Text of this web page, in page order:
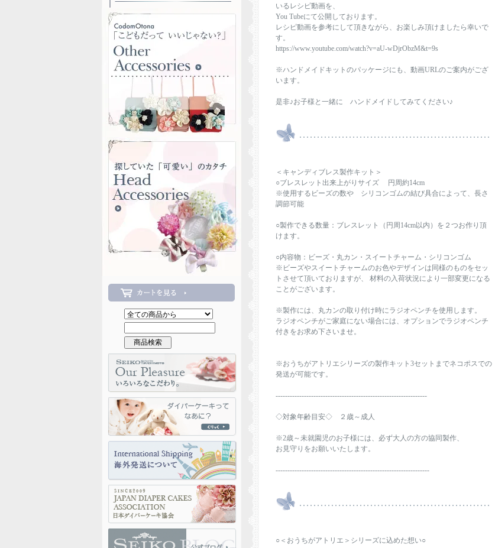
いるレシピ動画を、
You Tubeにて公開しております。
レシピ動画を参考にして頂きながら、お楽しみ頂けましたら幸いで
す。
https://www.youtube.com/watch?v=aU-wDjrObzM&t=9s
※ハンドメイドキットのパッケージにも、動画URLのご案内がござ
います。
是非♪お子様と一緒に ハンドメイドしてみてください♪
＜キャンディブレス製作キット＞
○ブレスレット出来上がりサイズ 円周約14cm
※使用するビーズの数や シリコンゴムの結び具合によって、長さ
調節可能
○製作できる数量：ブレスレット（円周14cm以内）を２つお作り頂
けます。
○内容物：ビーズ・丸カン・スイートチャーム・シリコンゴム
※ビーズやスイートチャームのお色やデザインは同様のものをセッ
トさせて頂いておりますが、 材料の入荷状況により一部変更になる
ことがございます。
※製作には、丸カンの取り付け時にラジオペンチを使用します。
ラジオペンチがご家庭にない場合には、オプションでラジオペンチ
付きをお求め下さいませ。
※おうちがアトリエシリーズの製作キット3セットまでネコポスでの
発送が可能です。
----------------------------------------------------------------
◇対象年齢目安◇ ２歳～成人
※2歳～未就園児のお子様には、必ず大人の方の協同製作、
お見守りをお願いいたします。
-----------------------------------------------------------------
○＜おうちがアトリエ＞シリーズに込めた想い○